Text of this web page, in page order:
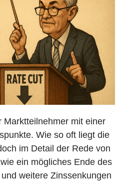
mit einer
Wie so oft liegt die
im Detail der Rede von
ein mögliches Ende des
weitere Zinssenkungen